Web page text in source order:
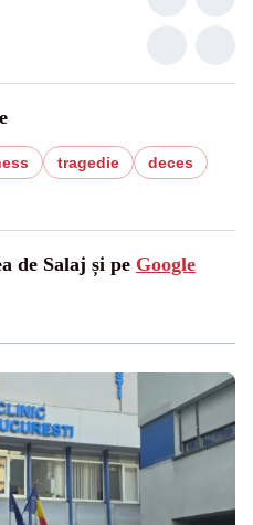
tragedie
deces
de Salaj și pe Google